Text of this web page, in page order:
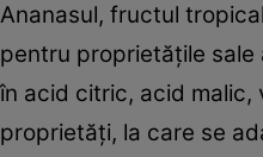
Ananasul, fructul
pentru proprietăţile
în acid citric, acid malic,
proprietăţi, la care se